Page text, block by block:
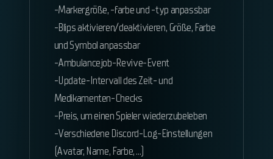
-Markergröße, -farbe und -typ anpassbar
-Blips aktivieren/deaktivieren, Größe, Farbe
und Symbol anpassbar
-Ambulancejob-Revive-Event
-Update-Intervall des Zeit- und
Medikamenten-Checks
-Preis, um einen Spieler wiederzubeleben
-Verschiedene Discord-Log-Einstellungen
(Avatar, Name, Farbe, ...)